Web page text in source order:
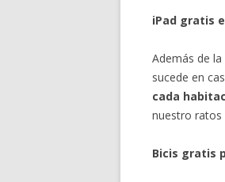
iPad gratis
Además de
sucede en
cada
nuestro ratos
Bicis gratis